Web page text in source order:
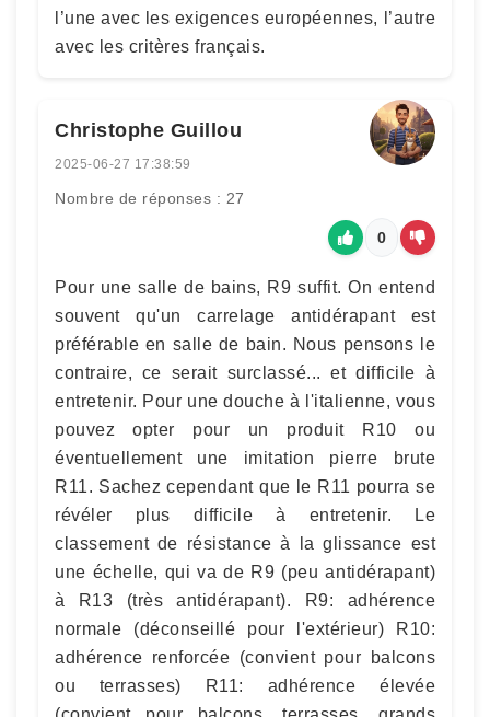
l’une avec les exigences européennes, l’autre
avec les critères français.
Christophe Guillou
2025-06-27 17:38:59
Nombre de réponses : 27
0
Pour une salle de bains, R9 suffit. On entend
souvent qu'un carrelage antidérapant est
préférable en salle de bain. Nous pensons le
contraire, ce serait surclassé... et difficile à
entretenir. Pour une douche à l'italienne, vous
pouvez opter pour un produit R10 ou
éventuellement une imitation pierre brute
R11. Sachez cependant que le R11 pourra se
révéler plus difficile à entretenir. Le
classement de résistance à la glissance est
une échelle, qui va de R9 (peu antidérapant)
à R13 (très antidérapant). R9: adhérence
normale (déconseillé pour l'extérieur) R10:
adhérence renforcée (convient pour balcons
ou terrasses) R11: adhérence élevée